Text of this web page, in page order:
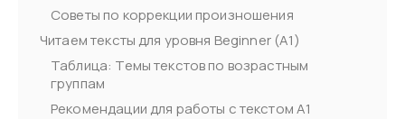
Советы по коррекции произношения
Читаем тексты для уровня Beginner (А1)
Таблица: Темы текстов по возрастным
группам
Рекомендации для работы с текстом A1